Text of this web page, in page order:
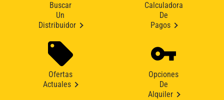
Buscar
Un
Distribuidor
Calculadora
De
Pagos
Ofertas
Actuales
Opciones
De
Alquiler